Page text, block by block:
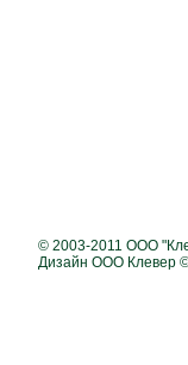
© 2003-2011 ООО
Дизайн ООО Клевер